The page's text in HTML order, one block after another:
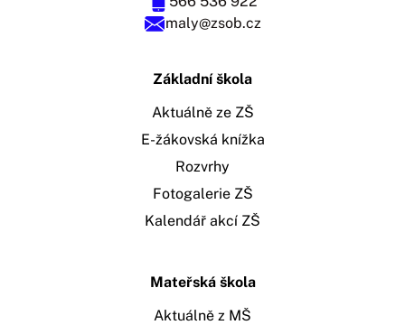
maly@zsob.cz
Základní škola
Aktuálně ze ZŠ
E-žákovská knížka
Rozvrhy
Fotogalerie ZŠ
Kalendář akcí ZŠ
Mateřská škola
Aktuálně z MŠ